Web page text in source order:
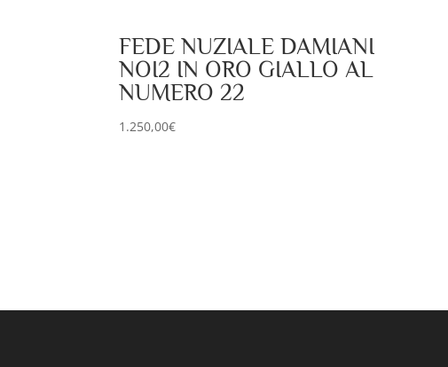
FEDE NUZIALE DAMIANI
NOI2 IN ORO GIALLO AL
NUMERO 22
1.250,00€